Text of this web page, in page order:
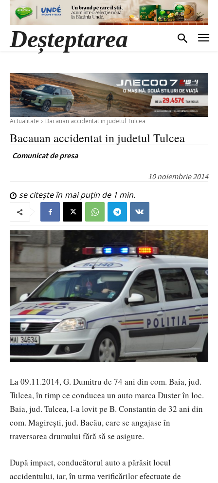
Deșteptarea
Actualitate Bacauan accidentat in judetul Tulcea
Bacauan accidentat in judetul Tulcea
Comunicat de presa
10 noiembrie 2014
se citește în mai puțin de 1 min.
La 09.11.2014, G. Dumitru de 74 ani din com. Baia, jud.
Tulcea, în timp ce conducea un auto marca Duster în loc.
Baia, jud. Tulcea, l-a lovit pe B. Constantin de 32 ani din
com. Magirești, jud. Bacău, care se angajase în
traversarea drumului fără să se asigure.
După impact, conducătorul auto a părăsit locul
accidentului, iar, în urma verificărilor efectuate de